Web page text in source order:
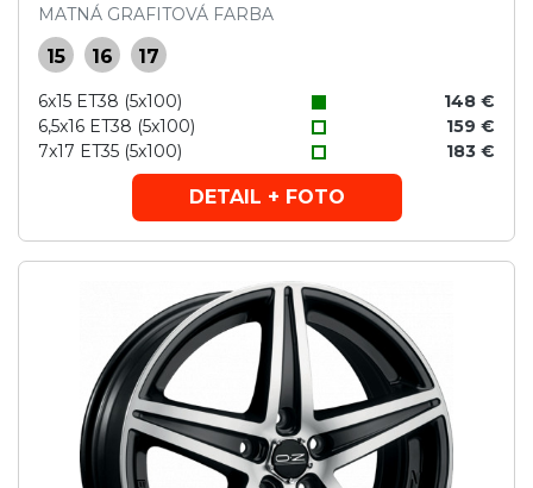
MATNÁ GRAFITOVÁ FARBA
15 16 17
6x15 ET38 (5x100)
148 €
6,5x16 ET38 (5x100)
159 €
7x17 ET35 (5x100)
183 €
DETAIL + FOTO